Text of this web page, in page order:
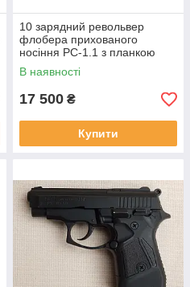
10 зарядний револьвер
флобера прихованого
носіння РС-1.1 з планкою
пікатині. СЕМ.
В наявності
17 500 ₴
Купити